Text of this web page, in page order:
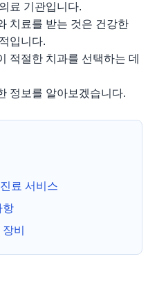
료 기관입니다.
치료를 받는 것은 건강한
입니다.
적절한 치과를 선택하는 데
정보를 알아보겠습니다.
료 서비스
항
비